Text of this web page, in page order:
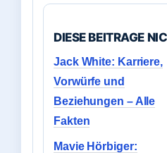
DIESE BEITRAGE
Jack White: Karriere,
Vorwürfe und
Beziehungen – Alle
Fakten
Mavie Hörbiger: